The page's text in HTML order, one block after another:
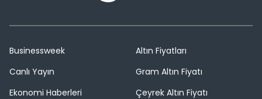
Businessweek
Canlı Yayın
Ekonomi Haberleri
Altın Fiyatları
Gram Altın Fiyatı
Çeyrek Altın Fiyatı